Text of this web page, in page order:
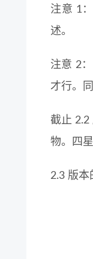
注意 1
述。
注意 2
才行。
截止 2.2
物。四
2.3 版本